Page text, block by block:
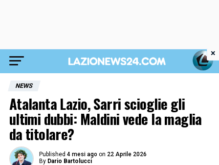
NEWS
Atalanta Lazio, Sarri scioglie gli
ultimi dubbi: Maldini vede la maglia
da titolare?
Published 4 mesi ago on 22 Aprile 2026
By Dario Bartolucci
×